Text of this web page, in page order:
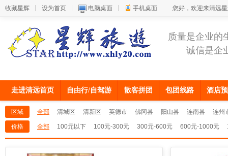
收藏星辉 设为首页 电脑桌面 手机桌面 您好，欢迎来清远
质量是企业的
诚信是企
走进清远首页 自由行/自驾游 散客拼团 包团线路 酒店
区域 全部 清城区 清新区 英德市 佛冈县 阳山县 连南县 连州
价格 全部 100元以下 100元-300元 300元-600元 600元-1000元